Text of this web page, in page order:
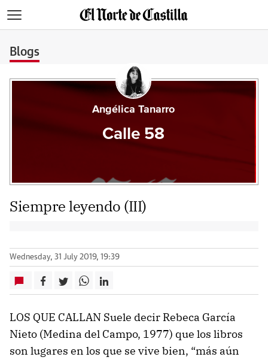
Blogs
Angélica Tanarro
Calle 58
Siempre leyendo (III)
Wednesday, 31 July 2019, 19:39
LOS QUE CALLAN Suele decir Rebeca García
Nieto (Medina del Campo, 1977) que los libros
son lugares en los que se vive bien, “más aún